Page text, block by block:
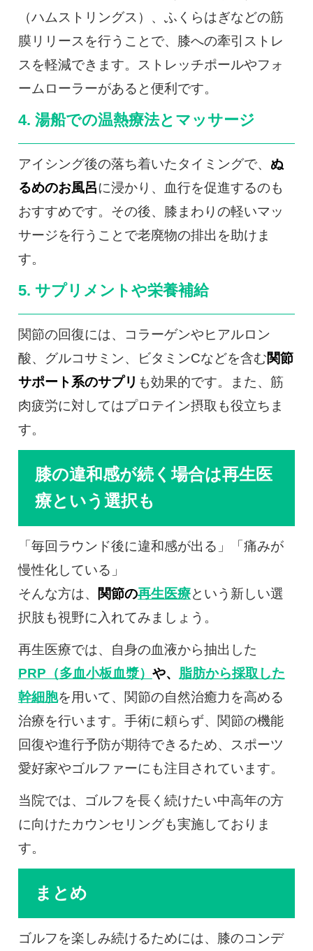
（ハムストリングス）、ふくらはぎなどの筋
膜リリースを行うことで、膝への牽引ストレ
スを軽減できます。ストレッチポールやフォ
ームローラーがあると便利です。
4. 湯船での温熱療法とマッサージ
アイシング後の落ち着いたタイミングで、 ぬ
るめのお風呂に浸かり、血行を促進するのも
おすすめです。その後、膝まわりの軽いマッ
サージを行うことで老廃物の排出を助けま
す。
5. サプリメントや栄養補給
関節の回復には、コラーゲンやヒアルロン
酸、グルコサミン、ビタミンCなどを含む関節
サポート系のサプリ も効果的です。また、筋
肉疲労に対してはプロテイン摂取も役立ちま
す。
膝の違和感が続く場合は再生医
療という選択も
「毎回ラウンド後に違和感が出る」「痛みが
慢性化している」
そんな方は、 関節の再生医療という新しい選
択肢も視野に入れてみましょう。
再生医療では、自身の血液から抽出した
PRP（多血小板血漿） や、 脂肪から採取した
幹細胞を用いて、関節の自然治癒力を高める
治療を行います。手術に頼らず、関節の機能
回復や進行予防が期待できるため、スポーツ
愛好家やゴルファーにも注目されています。
当院では、ゴルフを長く続けたい中高年の方
に向けたカウンセリングも実施しておりま
す。
まとめ
ゴルフを楽しみ続けるためには、膝のコンデ